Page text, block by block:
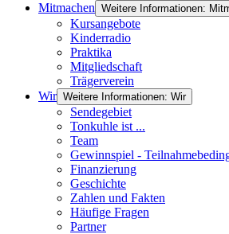
Mitmachen Weitere Informationen:
Kursangebote
Kinderradio
Praktika
Mitgliedschaft
Trägerverein
Wir Weitere Informationen: Wir
Sendegebiet
Tonkuhle ist ...
Team
Gewinnspiel -
Finanzierung
Geschichte
Zahlen und Fakten
Häufige Fragen
Partner